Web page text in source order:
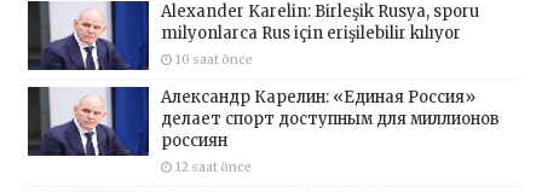
Alexander Karelin: Birleşik Rusya, sporu
milyonlarca Rus için erişilebilir kılıyor
10 saat önce
Александр Карелин: «Единая Россия»
делает спорт доступным для миллионов
россиян
12 saat önce